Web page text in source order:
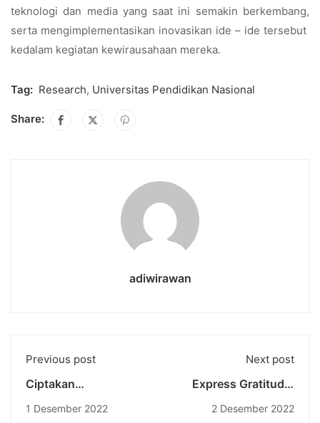
teknologi dan media yang saat ini semakin berkembang,
serta mengimplementasikan inovasikan ide – ide tersebut
kedalam kegiatan kewirausahaan mereka.
Tag: Research, Universitas Pendidikan Nasional
Share:
adiwirawan
Previous post
Ciptakan
UMKM Tangguh
1 Desember 2022
Next post
Express Gratitude,
Hope bersama
2 Desember 2022